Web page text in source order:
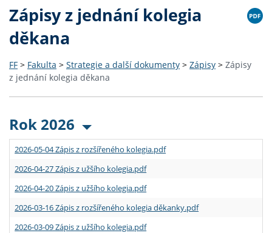
Zápisy z jednání kolegia
děkana
FF > Fakulta > Strategie a další dokumenty > Zápisy > Zápisy
z jednání kolegia děkana
Rok 2026
2026-05-04 Zápis z rozšířeného kolegia.pdf
2026-04-27 Zápis z užšího kolegia.pdf
2026-04-20 Zápis z užšího kolegia.pdf
2026-03-16 Zápis z rozšířeného kolegia děkanky.pdf
2026-03-09 Zápis z užšího kolegia.pdf